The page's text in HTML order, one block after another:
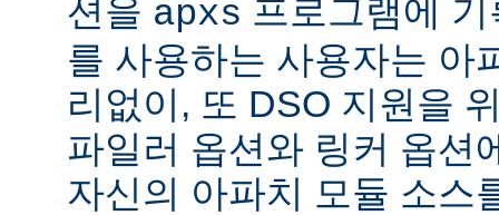
션을 apxs 프로그램에
를 사용하는 사용자는 아
리없이, 또 DSO 지원을
파일러 옵션와 링커 옵션
자신의 아파치 모듈 소스